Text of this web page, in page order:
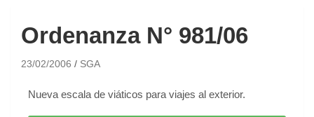
Ordenanza N° 981/06
23/02/2006 SGA
Nueva escala de viáticos para viajes al exterior.